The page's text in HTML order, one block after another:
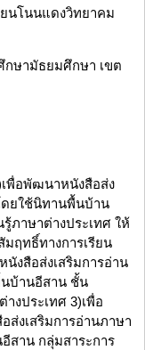
นโนนแดงวิทยาคม
กษามัธยมศึกษา เขต
พื่อพัฒนาหนังสือส่ง
ดยใช้นิทานพื้นบ้าน
ภาษาต่างประเทศ ให้
มฤทธิ์ทางการเรียน
นังสือส่งเสริมการอ่าน
นบ้านอีสาน ชั้น
งประเทศ 3)เพื่อ
ส่งเสริมการอ่านภาษา
สาน กลุ่มสาระการ